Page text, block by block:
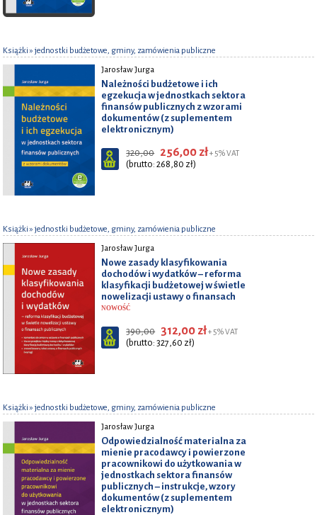
Książki» jednostki budżetowe, gminy, zamówienia publiczne
Jarosław Jurga
Należności budżetowe i ich
egzekucja w jednostkach sektora
finansów publicznych z wzorami
dokumentów (z suplementem
elektronicznym)
320,00 256,00 zł+ 5% VAT
(brutto: 268,80 zł)
Książki» jednostki budżetowe, gminy, zamówienia publiczne
Jarosław Jurga
Nowe zasady klasyfikowania
dochodów i wydatków – reforma
klasyfikacji budżetowej w świetle
nowelizacji ustawy o finansach
NOWOŚĆ
390,00 312,00 zł+ 5% VAT
(brutto: 327,60 zł)
Książki» jednostki budżetowe, gminy, zamówienia publiczne
Jarosław Jurga
Odpowiedzialność materialna za
mienie pracodawcy i powierzone
pracownikowi do użytkowania w
jednostkach sektora finansów
publicznych – instrukcje, wzory
dokumentów (z suplementem
elektronicznym)